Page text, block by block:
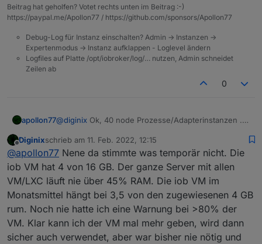
Beitrag hat geholfen? Votet rechts unten im Beitrag :-)
https://paypal.me/Apollon77 / https://github.com/sponsors/Apollon77
Debug-Log für Instanz einschalten? Admin -> Instanzen ->
Expertenmodus -> Instanz aufklappen - Loglevel ändern
Logfiles auf Platte /opt/iobroker/log/… nutzen, Admin schneidet
Zeilen ab
0
apollon77@diginix Ok, 40 node Prozesse/Adapterinstanzen ..
GB knapp :-)
@AlCalzoneschaut mal ob wir noch was bezüglich
der Datenbank Initialisierung optimieren können
Offline
Diginixschrieb am 11. Feb. 2022, 12:15
zuletzt editiert von
@apollon77 Nene da stimmte was temporär nicht. Die
iob VM hat 4 von 16 GB. Der ganze Server mit allen
VM/LXC läuft nie über 45% RAM. Die iob VM im
Monatsmittel hängt bei 3,5 von den zugewiesenen 4 GB
rum. Noch nie hatte ich eine Warnung bei >80% der
VM. Klar kann ich der VM mal mehr geben, wird dann
sicher auch verwendet, aber war bisher nie nötig und